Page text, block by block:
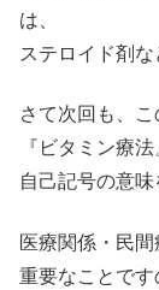
は、
ステロイド剤な
さて次回も、
『ビタミン療
自己記号の意
医療関係・民
重要なことです